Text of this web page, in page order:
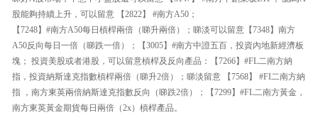
股能夠持續上升，可以留意 【2822】 #南方A50；
【7248】#南方A50每日槓桿兩倍（睇升兩倍）；睇淡可以留意【7348】南方
A50反向每日一倍（睇跌一倍）；【3005】#南方中證五百，投資內地新經濟板
塊； 投資美股或者港股，可以留意槓桿及反向產品：【7266】#FL二南方納
指，投資納斯達克指數槓桿兩倍（睇升2倍）；睇淡留意 【7568】 #FI二南方納
指 ，南方東英兩倍納斯達克指數反向（睇跌2倍）；【7299】#FL二南方黃金，
南方東英黃金期貨每日兩倍（2x）槓桿產品。